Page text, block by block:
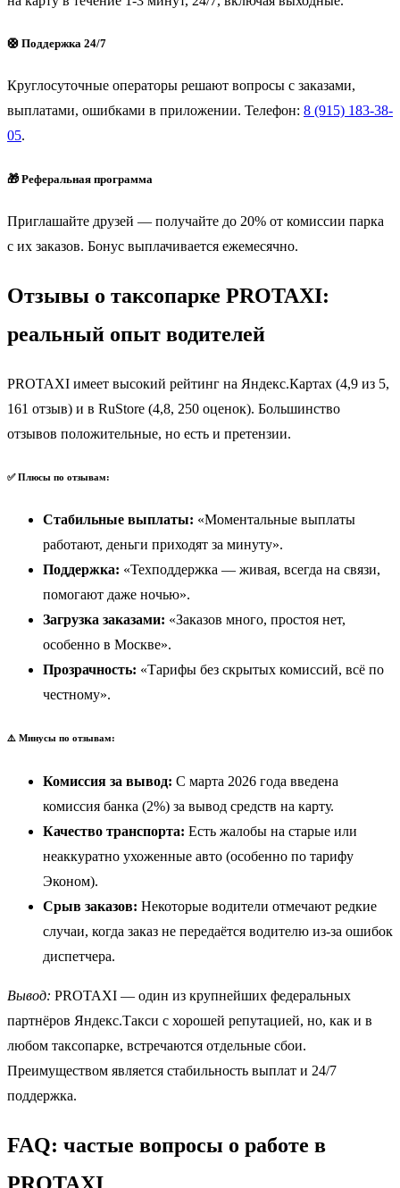
🛟 Поддержка 24/7
Круглосуточные операторы решают вопросы с заказами,
выплатами, ошибками в приложении. Телефон: 8 (915) 183-38-
05.
🎁 Реферальная программа
Приглашайте друзей — получайте до 20% от комиссии парка
с их заказов. Бонус выплачивается ежемесячно.
Отзывы о таксопарке PROTAXI:
реальный опыт водителей
PROTAXI имеет высокий рейтинг на Яндекс.Картах (4,9 из 5,
161 отзыв) и в RuStore (4,8, 250 оценок). Большинство
отзывов положительные, но есть и претензии.
✅ Плюсы по отзывам:
Стабильные выплаты: «Моментальные выплаты
работают, деньги приходят за минуту».
Поддержка: «Техподдержка — живая, всегда на связи,
помогают даже ночью».
Загрузка заказами: «Заказов много, простоя нет,
особенно в Москве».
Прозрачность: «Тарифы без скрытых комиссий, всё по
честному».
⚠️ Минусы по отзывам:
Комиссия за вывод: С марта 2026 года введена
комиссия банка (2%) за вывод средств на карту.
Качество транспорта: Есть жалобы на старые или
неаккуратно ухоженные авто (особенно по тарифу
Эконом).
Срыв заказов: Некоторые водители отмечают редкие
случаи, когда заказ не передаётся водителю из-за ошибок
диспетчера.
Вывод: PROTAXI — один из крупнейших федеральных
партнёров Яндекс.Такси с хорошей репутацией, но, как и в
любом таксопарке, встречаются отдельные сбои.
Преимуществом является стабильность выплат и 24/7
поддержка.
FAQ: частые вопросы о работе в